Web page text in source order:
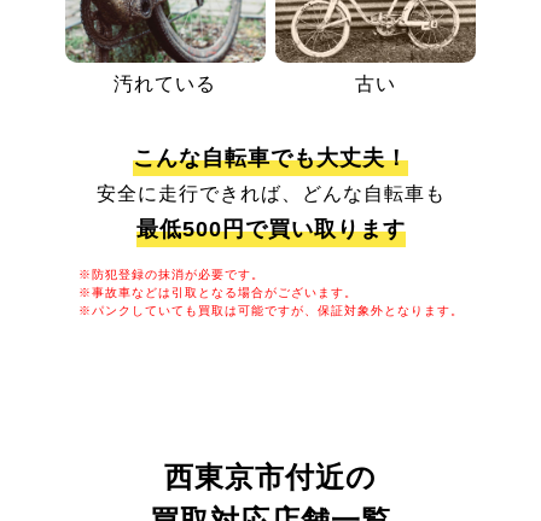
汚れている 古い
こんな自転車でも大丈夫！
安全に走行できれば、どんな自転車も
最低500円で買い取ります
※防犯登録の抹消が必要です。
※事故車などは引取となる場合がございます。
※パンクしていても買取は可能ですが、保証対象外となります。
西東京市付近の